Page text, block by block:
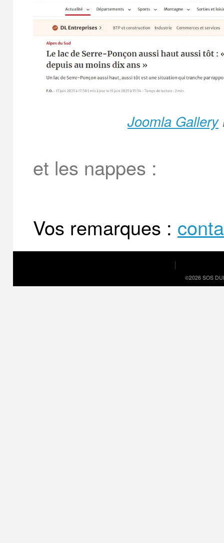
Joomla Gallery
et les nappes :
Vos remarques :
©2026 SOS